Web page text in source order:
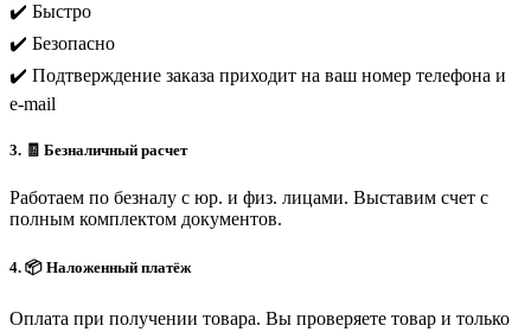
✔️ Быстро
✔️ Безопасно
✔️ Подтверждение заказа приходит на ваш номер телефона и
e-mail
3. 🧾 Безналичный расчет
Работаем по безналу с юр. и физ. лицами. Выставим счет с
полным комплектом документов.
4. 📦 Наложенный платёж
Оплата при получении товара. Вы проверяете товар и только